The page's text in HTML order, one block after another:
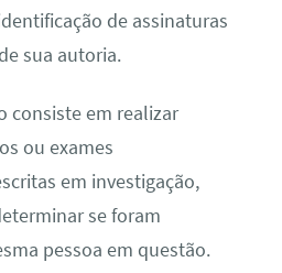
de assinaturas
sua autoria.
consiste em realizar
ou exames
em investigação,
se foram
pessoa em questão.